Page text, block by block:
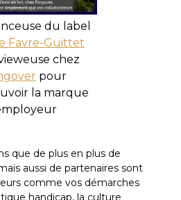
du label
Favre-Guittet
chez
pour
la marque
que de plus en plus de
aussi de partenaires sont
comme vos démarches
handicap, la culture